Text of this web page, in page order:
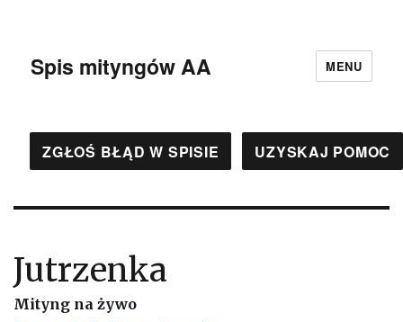
Spis mityngów AA MENU
ZGŁOŚ BŁĄD W SPISIE UZYSKAJ POMOC
Jutrzenka
Mityng na żywo